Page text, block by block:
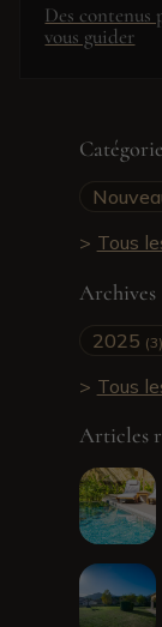
Tous
Archives
2025 (3)
Tous
Articles
Des contenus
vous guider